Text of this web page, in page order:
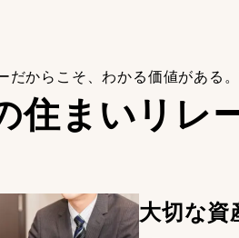
だからこそ、 わかる価値がある。
住まいリレ
大切な資